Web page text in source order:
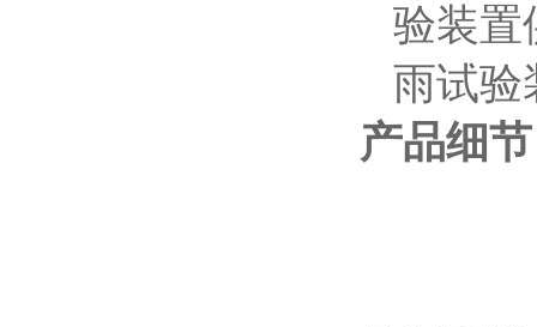
验装置
雨试验
产品细节